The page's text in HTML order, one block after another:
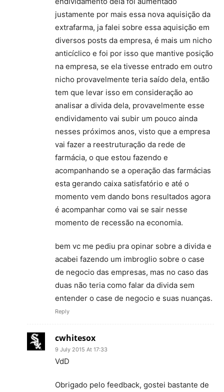
justamente por mais essa nova aquisição da
extrafarma, ja falei sobre essa aquisição em
diversos posts da empresa, é mais um nicho
anticíclico e foi por isso que mantive posição
na empresa, se ela tivesse entrado em outro
nicho provavelmente teria saído dela, então
tem que levar isso em consideração ao
analisar a divida dela, provavelmente esse
endividamento vai subir um pouco ainda
nesses próximos anos, visto que a empresa
vai fazer a reestruturação da rede de
farmácia, o que estou fazendo e
acompanhando se a operação das farmácias
esta gerando caixa satisfatório e até o
momento vem dando bons resultados agora
é acompanhar como vai se sair nesse
momento de recessão na economia.
bem vc me pediu pra opinar sobre a divida e
acabei fazendo um imbroglio sobre o case
de negocio das empresas, mas no caso das
duas não teria como falar da divida sem
entender o case de negocio e suas nuanças.
Reply
cwhitesox
9 July 2015 At 17:33
VdD
Obrigado pelo feedback, gostei bastante de